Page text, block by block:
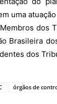
uma
dos
Brasileira
dos
órgãos de